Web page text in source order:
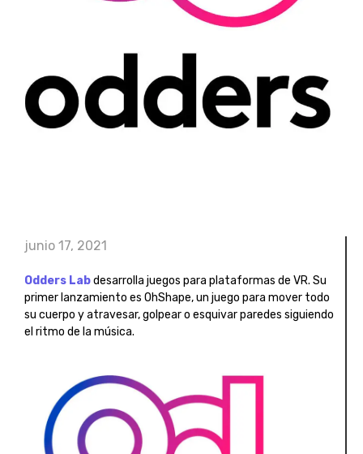
junio 17, 2021
Odders Labdesarrolla juegos para plataformas de VR. Su
primer lanzamiento es OhShape, un juego para mover todo
su cuerpo y atravesar, golpear o esquivar paredes siguiendo
el ritmo de la música.